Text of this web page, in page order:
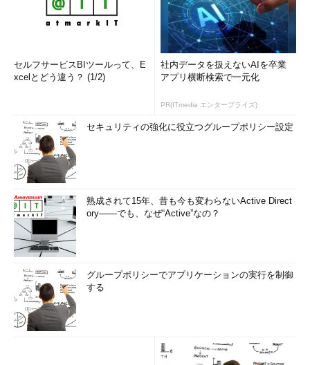
セルフサービスBIツールって、E
xcelとどう違う？ (1/2)
社内データを扱えないAIを卒業
アプリ横断検索で一元化
PR(ITmedia エンタープライズ)
セキュリティの強化に役立つグループポリシー設定
熟成されて15年、昔も今も変わらないActive Direct
ory――でも、なぜ“Active”なの？
グループポリシーでアプリケーションの実行を制御
する